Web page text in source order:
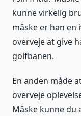
kunne virkelig
måske er han en
overveje at give
golfbanen.
En anden måde
overveje
Måske kunne du